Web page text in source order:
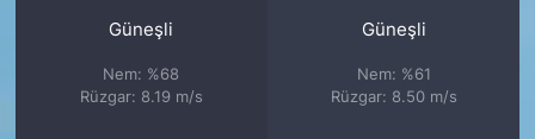
Güneşli
Nem: %68
Rüzgar: 8.19 m/s
Güneşli
Nem: %61
Rüzgar: 8.50 m/s